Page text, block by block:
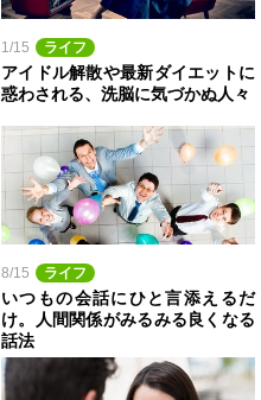
1/15 ライフ
アイドル解散や最新ダイエットに
惑わされる、洗脳に気づかぬ人々
8/15 ライフ
いつもの会話にひと言添えるだ
け。人間関係がみるみる良くなる
話法